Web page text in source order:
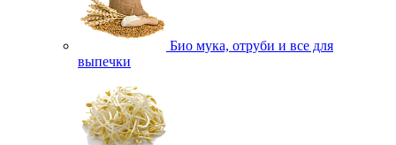
Био мука, отруби и все для
выпечки